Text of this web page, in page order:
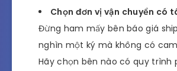
Chọn đơn vị vận chuyển có
Đừng ham mấy bên báo giá
nghìn một ký mà không có
Hãy chọn bên nào có quy trình